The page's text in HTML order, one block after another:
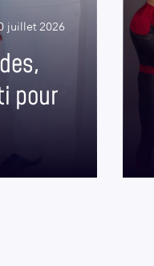
juillet 2026
pour